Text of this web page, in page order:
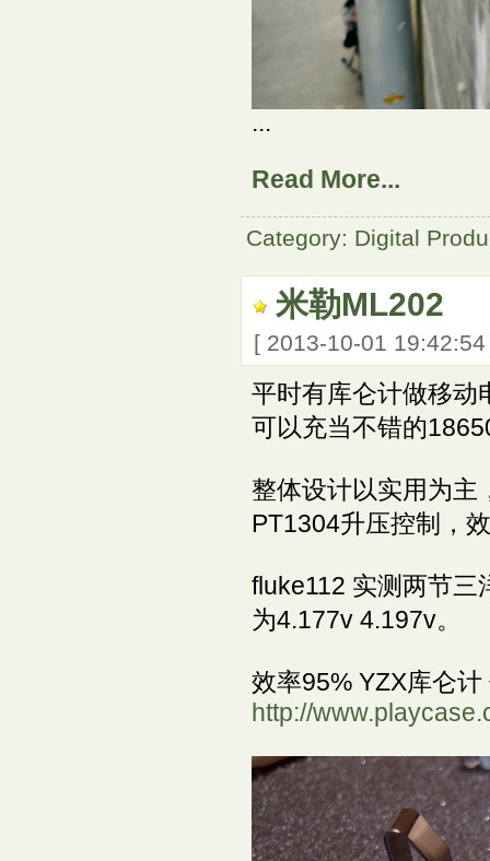
...
Read More...
Category: Digital
米勒ML202
[ 2013-10-01
平时有库仑计做移动
可以充当不错的
整体设计以实用为主
PT1304升压控制，
fluke112 实测两节三
为4.177v 4.197v。
效率95% YZX库仑计
http://